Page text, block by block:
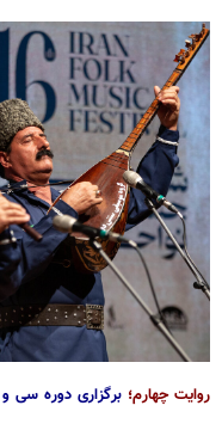
روایت چهارم؛ برگزاری دوره سی